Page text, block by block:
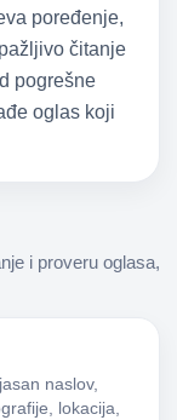
poređenje,
čitanje
pogrešne
oglas koji
i proveru oglasa,
naslov,
lokacija,